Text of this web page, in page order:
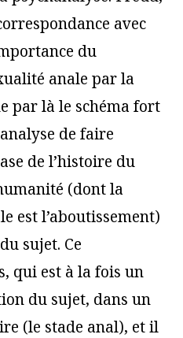
avec
du
anale par la
par là le schéma fort
de faire
de l’histoire du
(dont la
est l’aboutissement)
sujet. Ce
qui est à la fois un
du sujet, dans un
(le stade anal), et il